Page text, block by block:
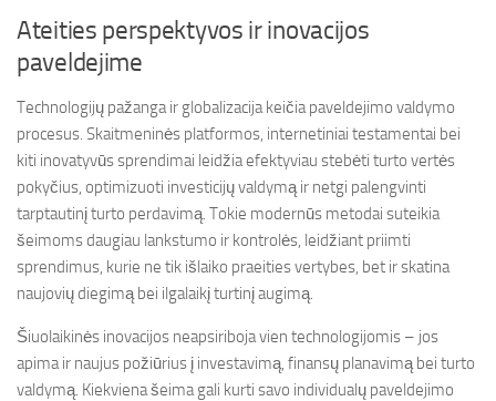
Ateities perspektyvos ir inovacijos
paveldejime
Technologijų pažanga ir globalizacija keičia paveldejimo valdymo
procesus. Skaitmeninės platformos, internetiniai testamentai bei
kiti inovatyvūs sprendimai leidžia efektyviau stebėti turto vertės
pokyčius, optimizuoti investicijų valdymą ir netgi palengvinti
tarptautinį turto perdavimą. Tokie modernūs metodai suteikia
šeimoms daugiau lankstumo ir kontrolės, leidžiant priimti
sprendimus, kurie ne tik išlaiko praeities vertybes, bet ir skatina
naujovių diegimą bei ilgalaikį turtinį augimą.
Šiuolaikinės inovacijos neapsiriboja vien technologijomis – jos
apima ir naujus požiūrius į investavimą, finansų planavimą bei turto
valdymą. Kiekviena šeima gali kurti savo individualų paveldejimo